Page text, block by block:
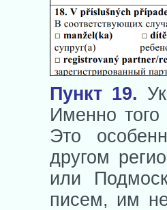
Пункт 19.
Именно
Это
другом
или
писем, им